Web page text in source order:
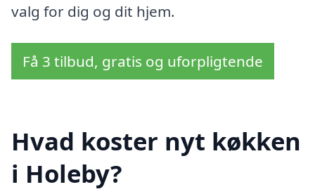
valg for dig og dit hjem.
Få 3 tilbud, gratis og uforpligtende
Hvad koster nyt køkken
i Holeby?